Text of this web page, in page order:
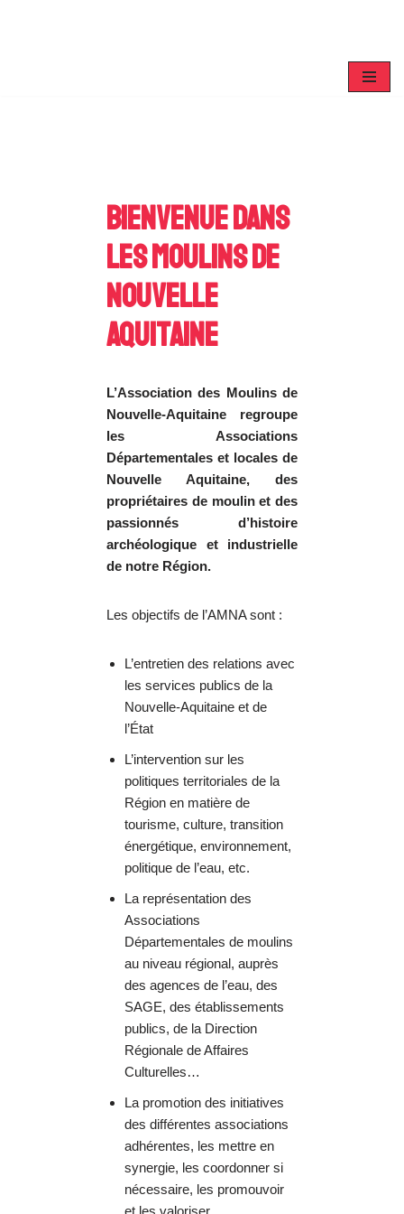
Bienvenue dans
les Moulins de
Nouvelle
Aquitaine
L’Association des Moulins de
Nouvelle-Aquitaine regroupe
les Associations
Départementales et locales de
Nouvelle Aquitaine, des
propriétaires de moulin et des
passionnés d’histoire
archéologique et industrielle
de notre Région.
Les objectifs de l’AMNA sont :
L’entretien des relations avec
les services publics de la
Nouvelle-Aquitaine et de
l’État
L’intervention sur les
politiques territoriales de la
Région en matière de
tourisme, culture, transition
énergétique, environnement,
politique de l’eau, etc.
La représentation des
Associations
Départementales de moulins
au niveau régional, auprès
des agences de l’eau, des
SAGE, des établissements
publics, de la Direction
Régionale de Affaires
Culturelles…
La promotion des initiatives
des différentes associations
adhérentes, les mettre en
synergie, les coordonner si
nécessaire, les promouvoir
et les valoriser.